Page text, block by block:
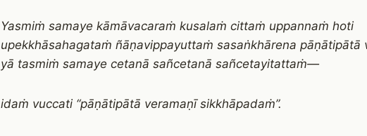
Yasmiṁ samaye kāmāvacaraṁ kusalaṁ cittaṁ uppannaṁ hoti
upekkhāsahagataṁ ñāṇavippayuttaṁ sasaṅkhārena pāṇātipātā
yā tasmiṁ samaye cetanā sañcetanā sañcetayitattaṁ—
idaṁ vuccati “pāṇātipātā veramaṇī sikkhāpadaṁ”.